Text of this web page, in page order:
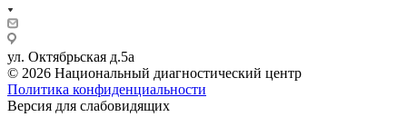
ул. Октябрьская д.5а
© 2026 Национальный диагностический центр
Политика конфиденциальности
Версия для слабовидящих